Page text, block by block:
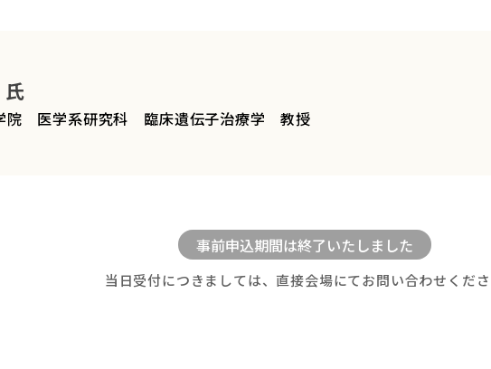
氏
院 医学系研究科 臨床遺伝子治療学 教授
当日受付につきましては、直接会場にてお問い合わせくだ